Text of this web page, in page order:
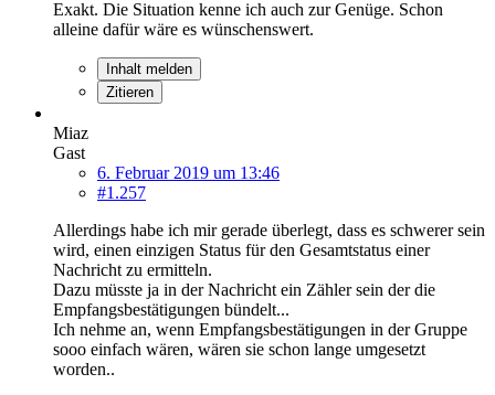
Exakt. Die Situation kenne ich auch zur Genüge. Schon
alleine dafür wäre es wünschenswert.
Inhalt melden
Zitieren
Miaz
Gast
6. Februar 2019 um 13:46
#1.257
Allerdings habe ich mir gerade überlegt, dass es schwerer sein
wird, einen einzigen Status für den Gesamtstatus einer
Nachricht zu ermitteln.
Dazu müsste ja in der Nachricht ein Zähler sein der die
Empfangsbestätigungen bündelt...
Ich nehme an, wenn Empfangsbestätigungen in der Gruppe
sooo einfach wären, wären sie schon lange umgesetzt
worden..